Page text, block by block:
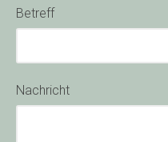
Betreff
Nachricht